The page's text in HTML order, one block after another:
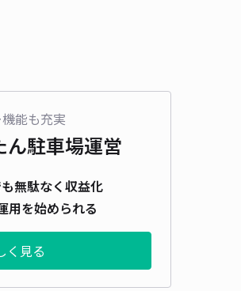
能も充実
ん駐車場運営
無駄なく収益化
用を始められる
く見る